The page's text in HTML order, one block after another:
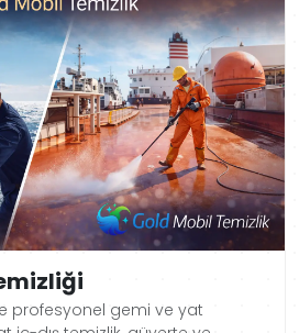
profesyonel gemi ve yat